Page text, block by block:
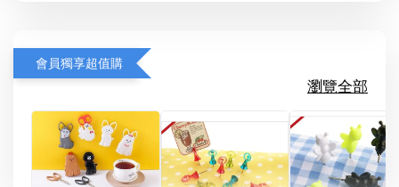
會員獨享超值購
瀏覽全部